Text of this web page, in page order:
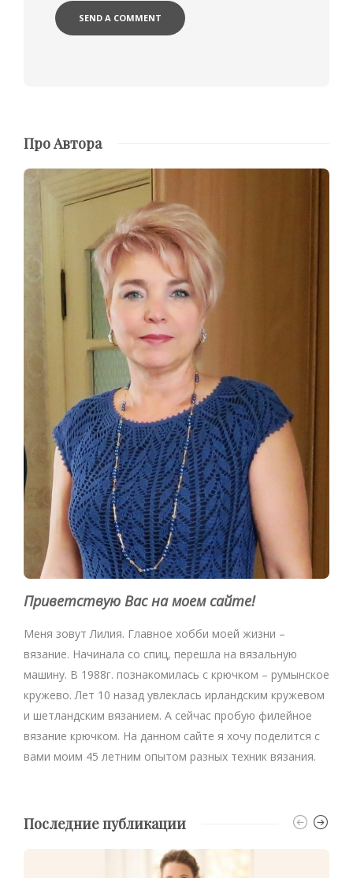
Про Автора
Приветствую Вас на моем сайте!
Меня зовут Лилия. Главное хобби моей жизни –
вязание. Начинала со спиц, перешла на вязальную
машину. В 1988г. познакомилась с крючком – румынское
кружево. Лет 10 назад увлеклась ирландским кружевом
и шетландским вязанием. А сейчас пробую филейное
вязание крючком. На данном сайте я хочу поделится с
вами моим 45 летним опытом разных техник вязания.
Последние публикации